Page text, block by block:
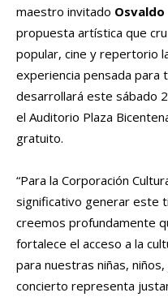
maestro invitado Osvaldo
propuesta artística que
popular, cine y repertorio
experiencia pensada para
desarrollará este sábado
el Auditorio Plaza
gratuito.
“Para la Corporación
significativo generar este
creemos profundamente
fortalece el acceso a la
para nuestras niñas,
concierto representa